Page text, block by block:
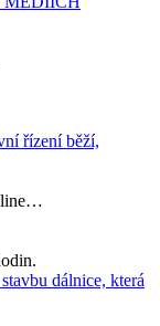
řízení běží,
dálnice, která